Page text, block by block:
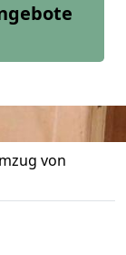
von